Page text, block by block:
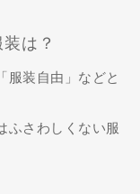
は？
服装自由」などと
ふさわしくない服